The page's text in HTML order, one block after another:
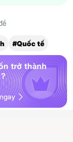
#Quốc tế
trở thành